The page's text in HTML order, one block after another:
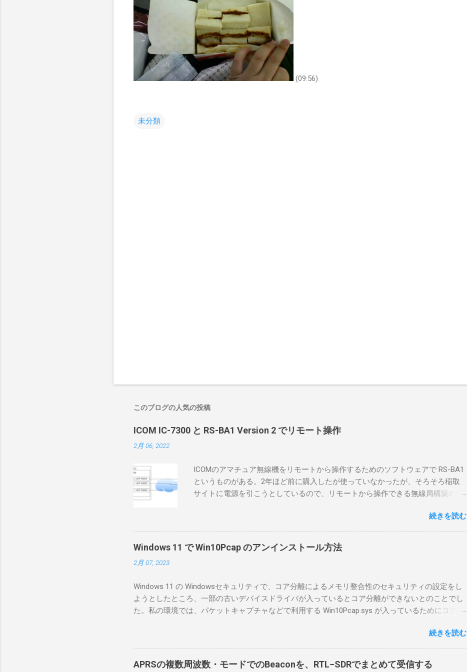
(09:56)
未分類
このブログの人気の投稿
ICOM IC-7300 と RS-BA1 Version 2 でリモート操作
2月 06, 2022
ICOMのアマチュア無線機をリモートから操作するためのソフトウェアで RS-BA1
というものがある。2年ほど前に購入したが使っていなかったが、そろそろ稲取
サイトに電源を引こうとしているので、リモートから操作できる無線局構築のた
ろうと思ったのだが、ちっともそんなに簡単につながらなかった。ということ
で、ハマリポイントを明示しながら、私なりの解説を書いてみる。 基本的な構成
RS-BA1を使う場合は、下記のこれらものが必要である ICOMの無線機。 今回は私
が持っているIC-7300を使う。 無線機側(サーバ側) のWindows PC。 今回はちょ
が少ないかなと思って。 操作側 (クライアント側) の Windows PC。 今回は手元
にあるマウスコンピュータのWindows 11が入ったPC 操作側で音声を使った交信
を行うならば、相応なマイクなど。 そして、リモート操作を行うソフトウェアで
私の理解した無線機からサーバPC、クライアントPCまでの流れはこの様になっ
ている。 無線機内では、USB Hubの先にUSB SerialとUSB Audio がつながってい
る。USB Serialは無線機のマイコンとつながり、CI-Vでのコマンドが交換でき
続きを読む
Windows 11 で Win10Pcap のアンインストール方法
2月 07, 2023
Windows 11 の Windowsセキュリティで、コア分離によるメモリ整合性のセキュリティの設定をし
ようとしたところ、一部の古いデバイスドライバが入っているとコア分離ができないとのことでし
た。私の環境では、パケットキャプチャなどで利用する Win10Pcap.sys が入っているためにコア分
ンストールできなかったので、どのように実行すればよいのか調べながら実施しました。結論とし
ては pnputil というコマンドを用いればよかったです。 まずは管理者権限でTerminalを実行しま
す。 Windows terminal をインストールした環境でしたので、PowerShellが起動しました。 適当
続きを読む
APRSの複数周波数・モードでのBeaconを、RTL−SDRでまとめて受信する